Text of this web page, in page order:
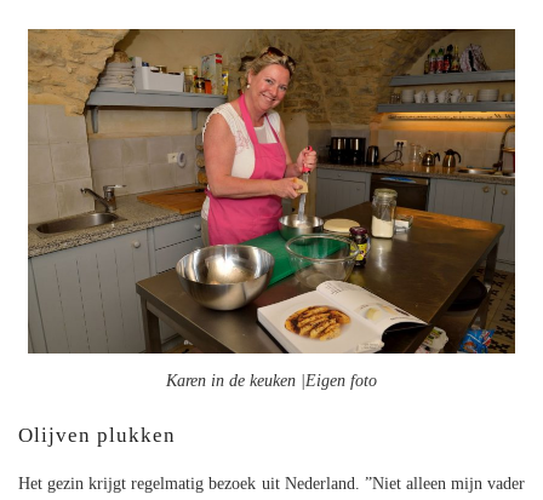
Karen in de keuken |Eigen foto
Olijven plukken
Het gezin krijgt regelmatig bezoek uit Nederland. ”Niet alleen mijn vader